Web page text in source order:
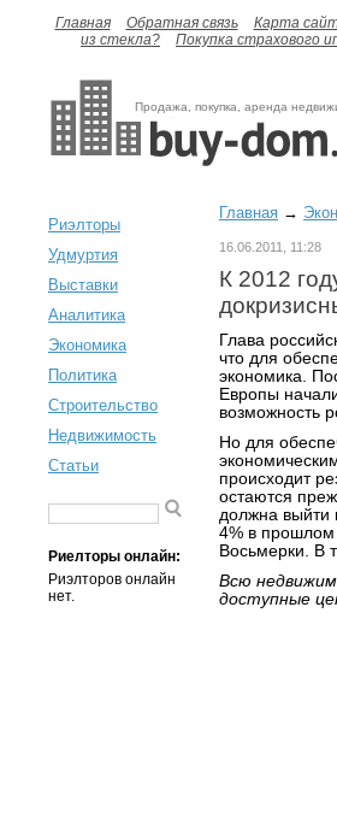
Главная Обратная связь Карта
из стекла?
Покупка страхового
Продажа, покупка, аренда
Риэлторы
Удмуртия
Выставки
Аналитика
Экономика
Политика
Строительство
Недвижимость
Статьи
Риелторы онлайн:
Риэлторов онлайн
нет.
Главная →
16.06.2011, 11:28
К 2012
Глава
что для
экономика.
Европы
возможность
Но для
происходит
остаются
должна выйти
4% в прошлом
Восьмерки. В
Всю
доступные